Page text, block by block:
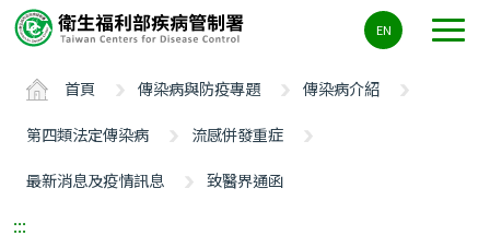
要
ALT+C
EN
首頁 傳染病與防疫專題
傳染病介紹
第四類法定傳染病
流感併發重症
最新消息及疫情訊息
致醫界通函
:::